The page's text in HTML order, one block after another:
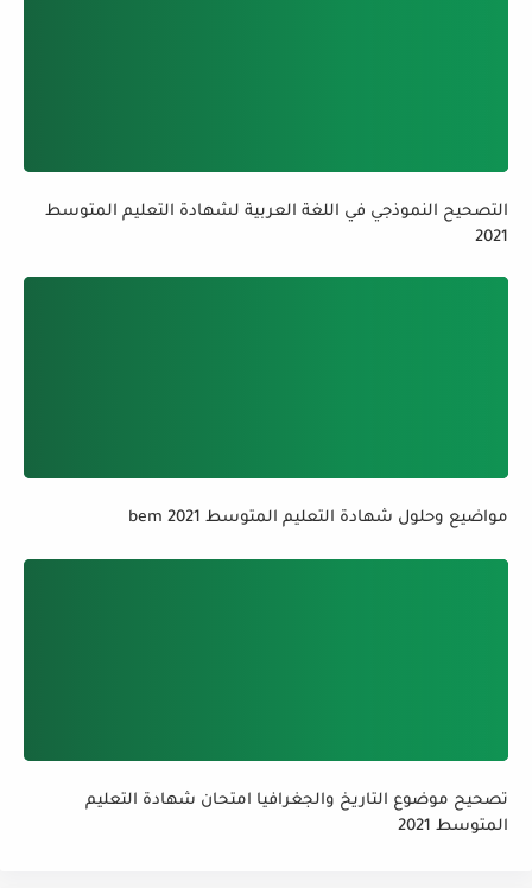
التصحيح النموذجي في اللغة العربية لشهادة التعليم المتوسط
2021
مواضيع وحلول شهادة التعليم المتوسط bem 2021
تصحيح موضوع التاريخ والجغرافيا امتحان شهادة التعليم
المتوسط 2021